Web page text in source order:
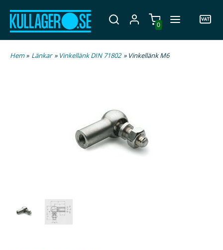
0
Hem» Länkar » Vinkellänk DIN 71802 » Vinkellänk M6